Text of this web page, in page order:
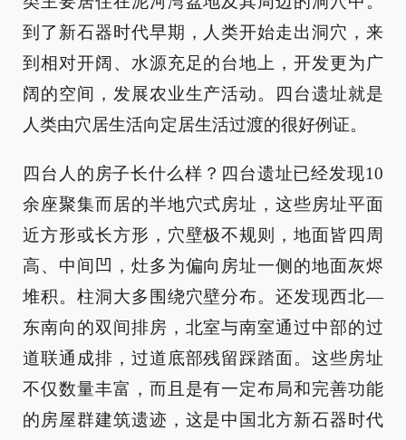
到了新石器时代早期，人类开始走出洞穴，来
到相对开阔、水源充足的台地上，开发更为广
阔的空间，发展农业生产活动。四台遗址就是
人类由穴居生活向定居生活过渡的很好例证。
四台人的房子长什么样？四台遗址已经发现10
余座聚集而居的半地穴式房址，这些房址平面
近方形或长方形，穴壁极不规则，地面皆四周
高、中间凹，灶多为偏向房址一侧的地面灰烬
堆积。柱洞大多围绕穴壁分布。还发现西北—
东南向的双间排房，北室与南室通过中部的过
道联通成排，过道底部残留踩踏面。这些房址
不仅数量丰富，而且是有一定布局和完善功能
的房屋群建筑遗迹，这是中国北方新石器时代